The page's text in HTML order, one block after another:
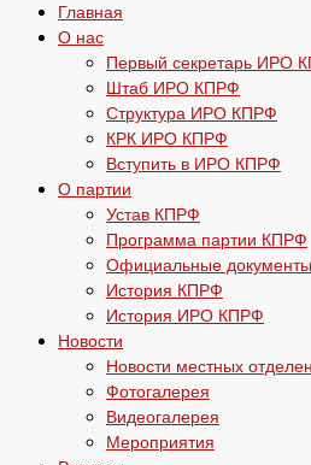
Главная
О нас
Первый секретарь ИРО
Штаб ИРО КПРФ
Структура ИРО КПРФ
КРК ИРО КПРФ
Вступить в ИРО КПРФ
О партии
Устав КПРФ
Программа партии КПРФ
Официальные
История КПРФ
История ИРО КПРФ
Новости
Новости местных
Фотогалерея
Видеогалерея
Мероприятия